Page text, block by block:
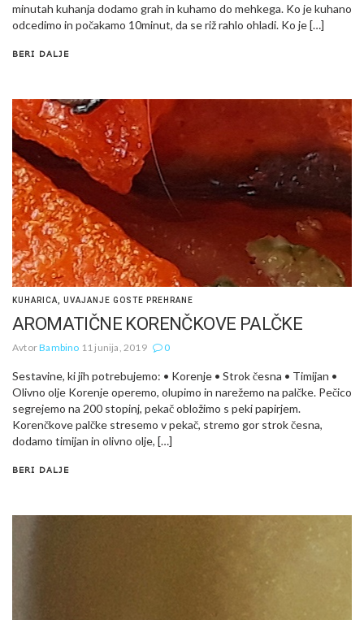
minutah kuhanja dodamo grah in kuhamo do mehkega. Ko je kuhano
odcedimo in počakamo 10minut, da se riž rahlo ohladi. Ko je […]
BERI DALJE
KUHARICA UVAJANJE GOSTE PREHRANE
AROMATIČNE KORENČKOVE PALČKE
AvtorBambino 11 junija, 2019 0
Sestavine, ki jih potrebujemo: • Korenje • Strok česna • Timijan •
Olivno olje Korenje operemo, olupimo in narežemo na palčke. Pečico
segrejemo na 200 stopinj, pekač obložimo s peki papirjem.
Korenčkove palčke stresemo v pekač, stremo gor strok česna,
dodamo timijan in olivno olje, […]
BERI DALJE